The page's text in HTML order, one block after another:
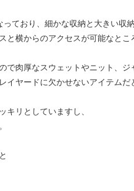
ており、細かな収納と大きい収
と横からのアクセスが可能なとこ
で肉厚なスウェットやニット、ジ
イヤードに欠かせないアイテムだ
キリとしていますし、